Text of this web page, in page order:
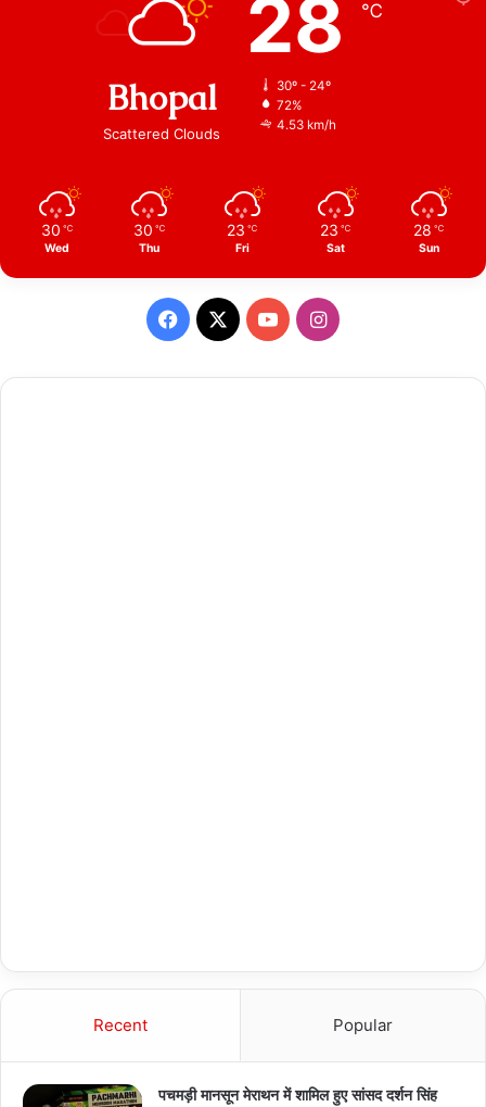
Bhopal
Scattered Clouds
28 ℃
30º - 24º
72%
4.53 km/h
30 ℃
Wed
30 ℃
Thu
23 ℃
Fri
23 ℃
Sat
28 ℃
Sun
Facebook
X YouTubeInstagram
Recent Popular
पचमड़ी मानसून मेराथन में शामिल हुए सांसद दर्शन सिंह